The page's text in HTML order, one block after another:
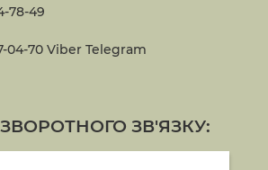
78-49
04-70 Viber Telegram
ЗВ'ЯЗКУ: